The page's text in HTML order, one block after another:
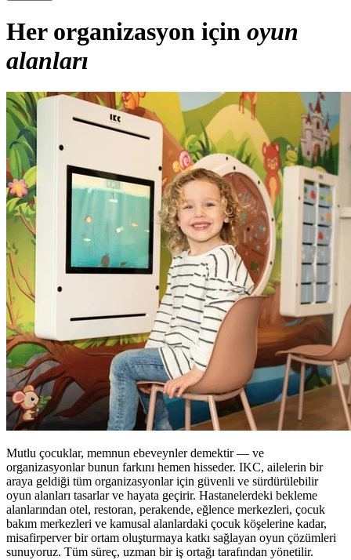
Her organizasyon için oyun
alanları
Mutlu çocuklar, memnun ebeveynler demektir — ve
organizasyonlar bunun farkını hemen hisseder. IKC, ailelerin bir
araya geldiği tüm organizasyonlar için güvenli ve sürdürülebilir
oyun alanları tasarlar ve hayata geçirir. Hastanelerdeki bekleme
alanlarından otel, restoran, perakende, eğlence merkezleri, çocuk
bakım merkezleri ve kamusal alanlardaki çocuk köşelerine kadar,
misafirperver bir ortam oluşturmaya katkı sağlayan oyun çözümleri
sunuyoruz. Tüm süreç, uzman bir iş ortağı tarafından yönetilir.